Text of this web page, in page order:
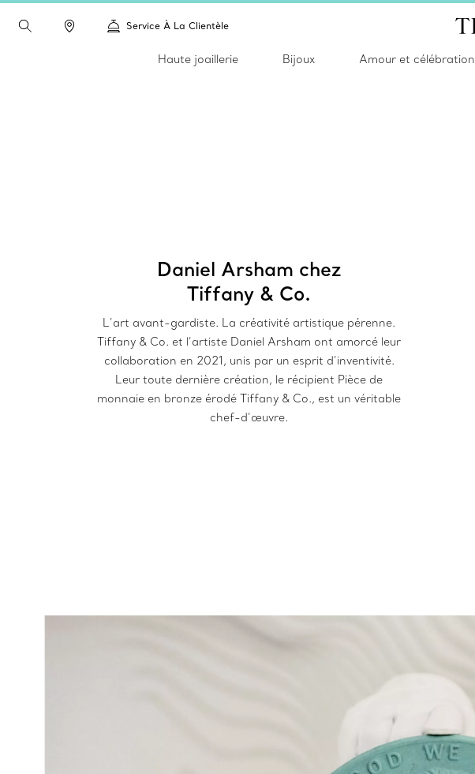
Service À La Clientèle
Haute joaillerie Bijoux Amour et célébration
Daniel Arsham chez
Tiffany & Co.
L’art avant-gardiste. La créativité artistique pérenne.
Tiffany & Co. et l’artiste Daniel Arsham ont amorcé leur
collaboration en 2021, unis par un esprit d’inventivité.
Leur toute dernière création, le récipient Pièce de
monnaie en bronze érodé Tiffany & Co., est un véritable
chef-d’œuvre.